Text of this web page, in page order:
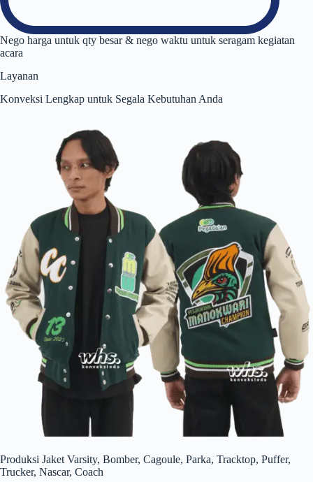
Nego harga untuk qty besar & nego waktu untuk seragam kegiatan
acara
Layanan
Konveksi Lengkap untuk Segala Kebutuhan Anda
Produksi Jaket Varsity, Bomber, Cagoule, Parka, Tracktop, Puffer,
Trucker, Nascar, Coach